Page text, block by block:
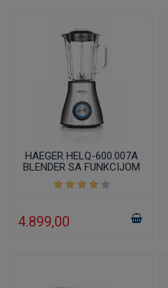
HAEGER HELQ-600.007A
BLENDER SA FUNKCIJOM
DROBLJENJA LEDA 1,5L
600W
4.899,00